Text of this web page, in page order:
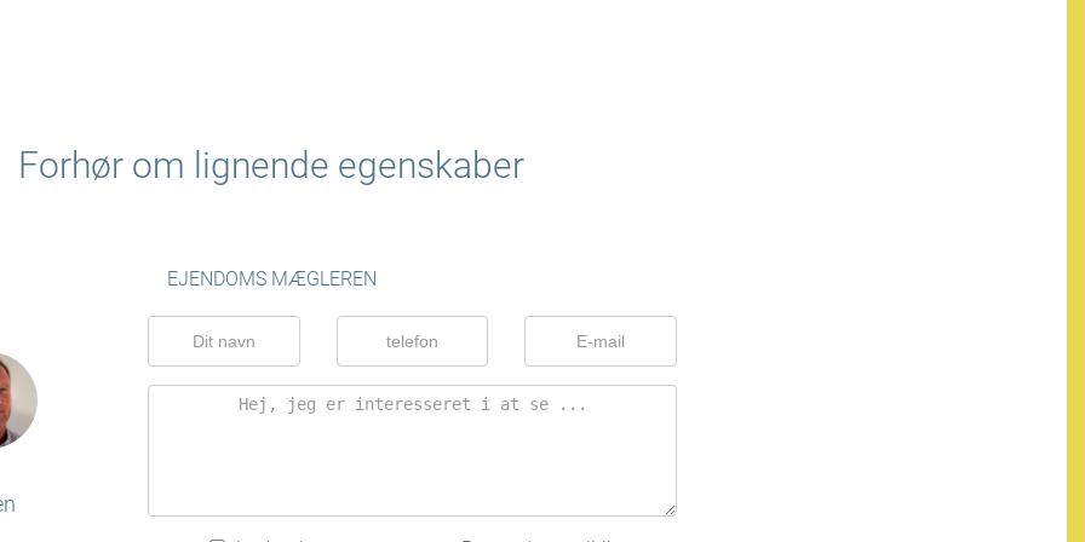
Forhør om lignende egenskaber
EJENDOMS MÆGLEREN